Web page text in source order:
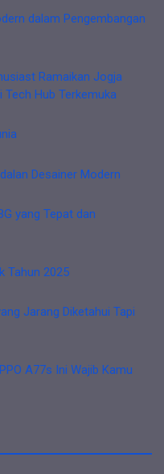
dalam Pengembangan
Ramaikan Jogja
Tech Hub Terkemuka
Desainer Modern
yang Tepat dan
Tahun 2025
Jarang Diketahui Tapi
A77s Ini Wajib Kamu